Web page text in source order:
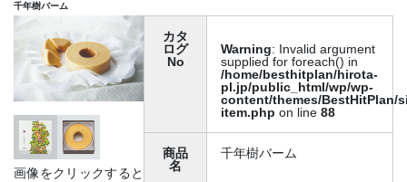
千年樹バーム
画像をクリックすると
カタ
ログ
No
Warning: Invalid argument
supplied for foreach() in
/home/besthitplan/hirota-
pl.jp/public_html/wp/wp-
content/themes/BestHitPlan/
item.php on line88
商品
名
千年樹バーム